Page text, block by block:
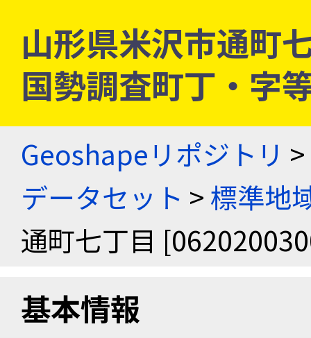
山形県米沢市通町
国勢調査町丁・字
Geoshapeリポジトリ >
データセット >標準地
通町七丁目
基本情報